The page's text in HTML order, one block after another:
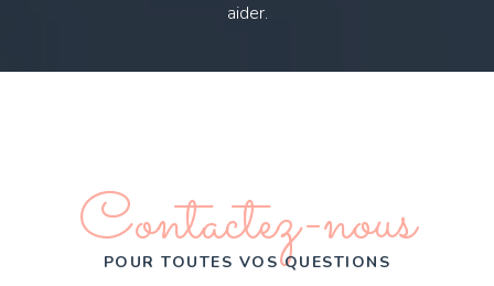
aider.
Contactez-nous
POUR TOUTES VOS QUESTIONS